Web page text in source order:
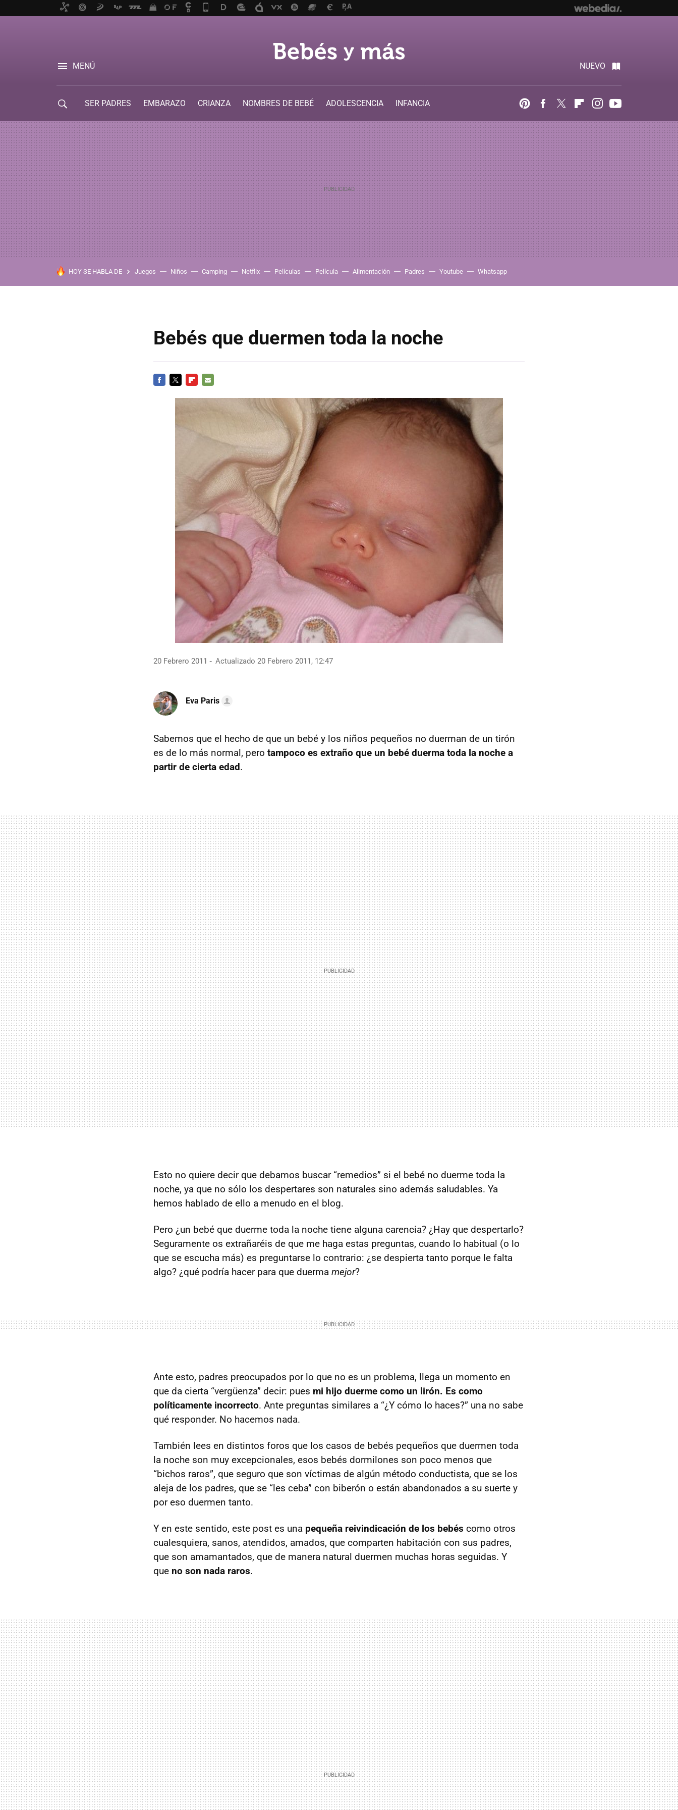
MENÚ NUEVO
SER PADRES EMBARAZO CRIANZA NOMBRES DE BEBÉ ADOLESCENCIA
INFANCIA
PinterestFacebook
Twitter FlipboardInstagram
HOY SE HABLA DE Juegos Niños Camping Netflix Películas Película Alimentación Padres Youtube Whatsapp
Bebés que duermen toda la noche
20 Febrero 2011 Actualizado 20 Febrero 2011, 12:47
Eva Paris
Sabemos que el hecho de que un bebé y los niños pequeños no duerman de un tirón
es de lo más normal, pero tampoco es extraño que un bebé duerma toda la noche a
partir de cierta edad.
Esto no quiere decir que debamos buscar “remedios” si el bebé no duerme toda la
noche, ya que no sólo los despertares son naturales sino además saludables. Ya
hemos hablado de ello a menudo en el blog.
Pero ¿un bebé que duerme toda la noche tiene alguna carencia? ¿Hay que despertarlo?
Seguramente os extrañaréis de que me haga estas preguntas, cuando lo habitual (o lo
que se escucha más) es preguntarse lo contrario: ¿se despierta tanto porque le falta
algo? ¿qué podría hacer para que duerma mejor?
Ante esto, padres preocupados por lo que no es un problema, llega un momento en
que da cierta “vergüenza” decir: pues mi hijo duerme como un lirón. Es como
políticamente incorrecto. Ante preguntas similares a “¿Y cómo lo haces?” una no sabe
qué responder. No hacemos nada.
También lees en distintos foros que los casos de bebés pequeños que duermen toda
la noche son muy excepcionales, esos bebés dormilones son poco menos que
“bichos raros”, que seguro que son víctimas de algún método conductista, que se los
aleja de los padres, que se “les ceba” con biberón o están abandonados a su suerte y
por eso duermen tanto.
Y en este sentido, este post es una pequeña reivindicación de los bebés como otros
cualesquiera, sanos, atendidos, amados, que comparten habitación con sus padres,
que son amamantados, que de manera natural duermen muchas horas seguidas. Y
que no son nada raros.